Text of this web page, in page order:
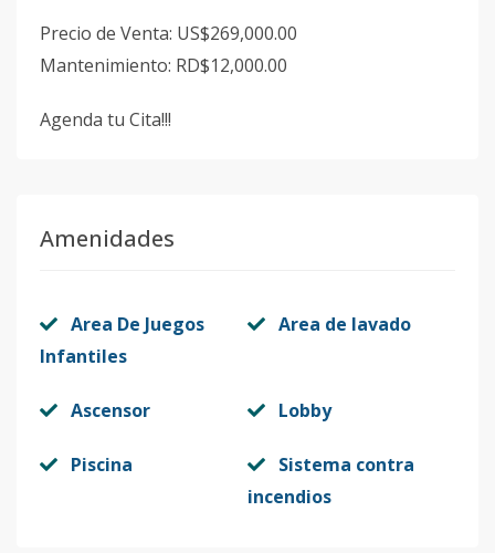
Precio de Venta: US$269,000.00
Mantenimiento: RD$12,000.00
Agenda tu Cita!!!
Amenidades
Area De Juegos
Infantiles
Area de lavado
Ascensor Lobby
Piscina
Sistema contra
incendios